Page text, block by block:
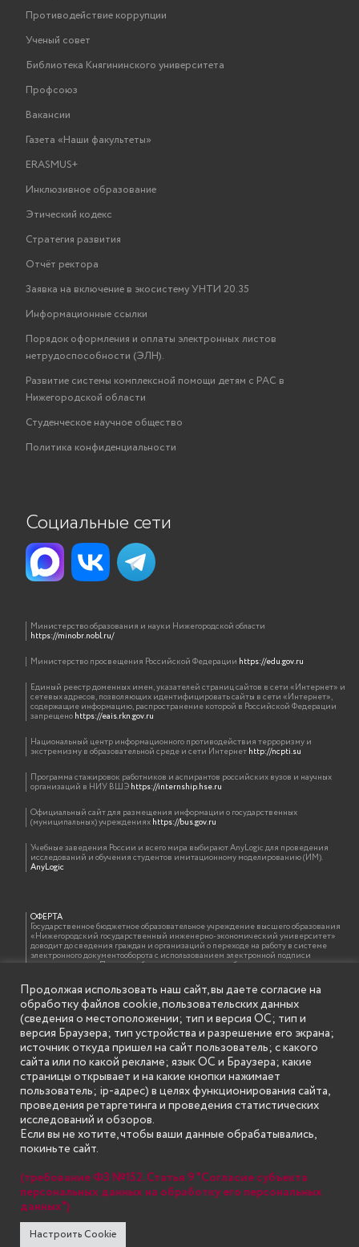
Противодействие коррупции
Ученый совет
Библиотека Княгининского университета
Профсоюз
Вакансии
Газета «Наши факультеты»
ERASMUS+
Инклюзивное образование
Этический кодекс
Стратегия развития
Отчёт ректора
Заявка на включение в экосистему УНТИ 20.35
Информационные ссылки
Порядок оформления и оплаты электронных листов
нетрудоспособности (ЭЛН).
Развитие системы комплексной помощи детям с РАС в
Нижегородской области
Студенческое научное общество
Политика конфиденциальности
Социальные сети
Министерство образования и науки Нижегородской области
https://minobr.nobl.ru/
Министерство просвещения Российской Федерации https://edu.gov.ru
Единый реестр доменных имен, указателей страниц сайтов в сети «Интернет» и
сетевых адресов, позволяющих идентифицировать сайты в сети «Интернет»,
содержащие информацию, распространение которой в Российской Федерации
запрещеноhttps://eais.rkn.gov.ru
Национальный центр информационного противодействия терроризму и
экстремизму в образовательной среде и сети Интернетhttp://ncpti.su
Программа стажировок работников и аспирантов российских вузов и научных
организаций в НИУ ВШЭhttps://internship.hse.ru
Официальный сайт для размещения информации о государственных
(муниципальных) учрежденияхhttps://bus.gov.ru
Учебные заведения России и всего мира выбирают AnyLogic для проведения
исследований и обучения студентов имитационному моделированию (ИМ).
AnyLogic
ОФЕРТА
Государственное бюджетное образовательное учреждение высшего образования
«Нижегородский государственный инженерно-экономический университет»
доводит до сведения граждан и организаций о переходе на работу в системе
электронного документооборота с использованием электронной подписи
должностных лиц. При этом обращаем внимание, что бумажная копия документа,
оформляется на бланке образовательной организации с проставлением отметки
об электронной подписи должностного лица в соответствии с требованиями ГОСТ
Р 7.0.97-2016 «Организационно-распорядительная документация. Требования к
оформлению документов»
ИНФОРМАЦИЯ ДЛЯ ПРАВООБЛАДАТЕЛЕЙ
Все права на аудио и видео материалы, представленные на нашем сайте
принадлежат их законным владельцам и предназначены только для ознакомления.
Наличие материалов на сайте никаким образом не претендует на обозначение
нашего авторского права на данные материалы. Авторы не несут ответственности
за возможные последствия использования их в целях, запрещенных Уголовным
Кодексом Российской Федерации. Если вы соглашаетесь с указанными
условиями, то можете приступить к просмотру материалов. Иначе вы должны
немедленно покинуть сайт. Все материалы, размещенные на сайте, взяты с
открытых (общедоступных) источников. Если Вы являетесь правообладателем
информация распространялась без Вашего на то согласия, то мы будем рады
оказать Вам содействие, удалив соответствующие страницы. Для этого достаточно,
чтобы вы прислали нам письмо (в электронном виде) с E-mail официального
почтового домена компании правообладателя, в котором указали ссылки на
страницы сайта, которые необходимо удалить.
Продолжая использовать наш сайт, вы даете согласие на
обработку файлов cookie, пользовательских данных
(сведения о местоположении; тип и версия ОС; тип и
версия Браузера; тип устройства и разрешение его экрана;
источник откуда пришел на сайт пользователь; с какого
сайта или по какой рекламе; язык ОС и Браузера; какие
страницы открывает и на какие кнопки нажимает
пользователь; ip-адрес) в целях функционирования сайта,
проведения ретаргетинга и проведения статистических
исследований и обзоров.
Если вы не хотите, чтобы ваши данные обрабатывались,
покиньте сайт.
(требование ФЗ №152. Статья 9 "Согласие субъекта
персональных данных на обработку его персональных
данных")
Настроить Cookie